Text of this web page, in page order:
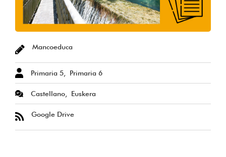
Mancoeduca
Primaria 5 Primaria 6
Castellano Euskera
Google Drive